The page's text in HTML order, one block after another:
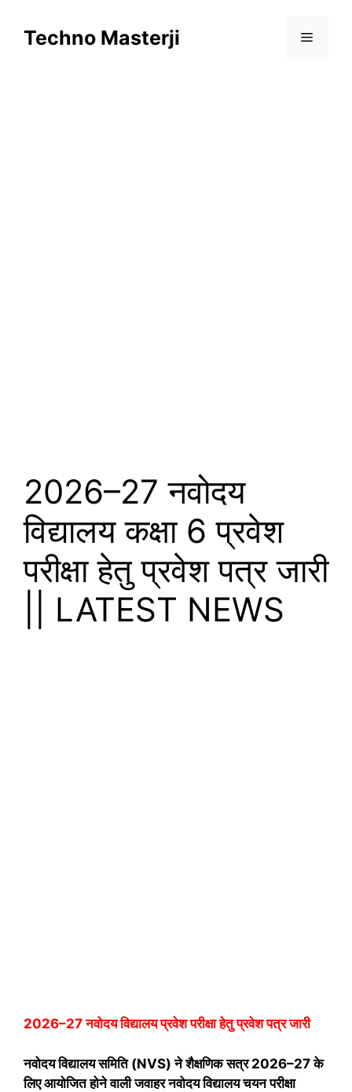
contentTechno Masterji Menu
2026–27 नवोदय
विद्यालय कक्षा 6 प्रवेश
परीक्षा हेतु प्रवेश पत्र जारी
|| LATEST NEWS
2026–27 नवोदय विद्यालय प्रवेश परीक्षा हेतु प्रवेश पत्र जारी
नवोदय विद्यालय समिति (NVS) ने शैक्षणिक सत्र 2026–27 के
लिए आयोजित होने वाली जवाहर नवोदय विद्यालय चयन परीक्षा